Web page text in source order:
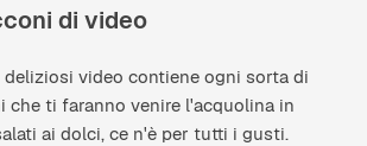
di video
video contiene ogni sorta di
che ti faranno venire l'acquolina in
ai dolci, ce n'è per tutti i gusti.